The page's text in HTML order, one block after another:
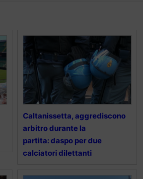
Caltanissetta, aggrediscono
arbitro durante la
partita: daspo per due
calciatori dilettanti